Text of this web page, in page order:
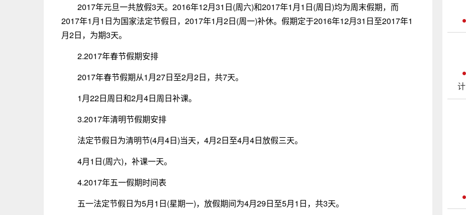
2017年元旦一共放假3天。2016年12月31日(周六)和2017年1月1日(周日)均为周末假期，而
2017年1月1日为国家法定节假日，2017年1月2日(周一)补休。假期定于2016年12月31日至2017年1
月2日，为期3天。
2.2017年春节假期安排
2017年春节假期从1月27日至2月2日，共7天。
1月22日周日和2月4日周日补课。
3.2017年清明节假期安排
法定节假日为清明节(4月4日)当天，4月2日至4月4日放假三天。
4月1日(周六)，补课一天。
4.2017年五一假期时间表
五一法定节假日为5月1日(星期一)，放假期间为4月29日至5月1日，共3天。
计